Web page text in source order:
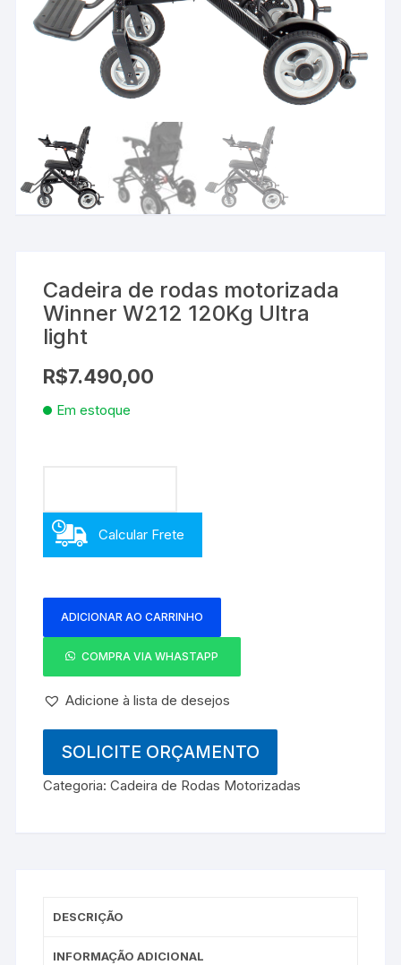
Cadeira de rodas motorizada
Winner W212 120Kg Ultra
light
R$7.490,00
Em estoque
Calcular Frete
Winner
W212
120Kg
Ultra
light
ADICIONAR AO CARRINHO
COMPRA VIA WHASTAPP
Adicione à lista de desejos
SOLICITE ORÇAMENTO
Categoria:Cadeira de Rodas Motorizadas
DESCRIÇÃO
INFORMAÇÃO ADICIONAL